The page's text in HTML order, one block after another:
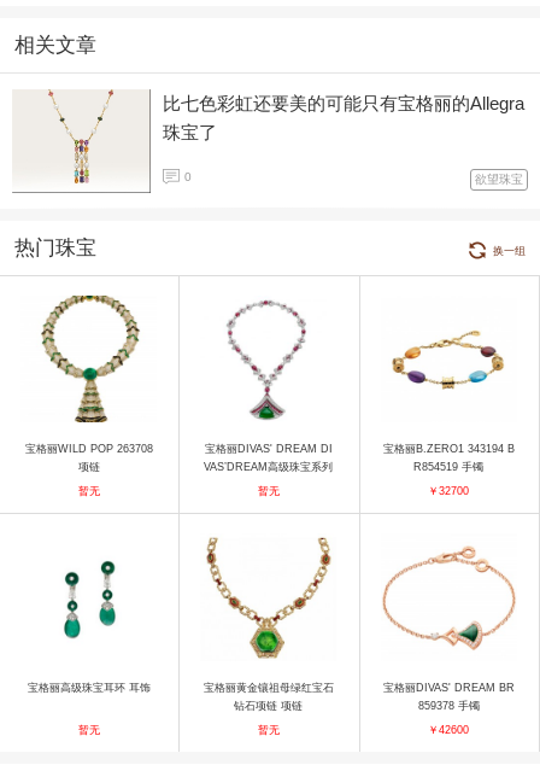
相关文章
比七色彩虹还要美的可能只有宝格丽的Allegra
珠宝了
0 欲望珠宝
热门珠宝 换一组
宝格丽WILD POP 263708
项链
暂无
宝格丽DIVAS' DREAM DI
VAS’DREAM高级珠宝系列
261856 项链
暂无
宝格丽B.ZERO1 343194 B
R854519 手镯
￥32700
宝格丽高级珠宝耳环 耳饰
暂无
宝格丽黄金镶祖母绿红宝石
钻石项链 项链
暂无
宝格丽DIVAS' DREAM BR
859378 手镯
￥42600